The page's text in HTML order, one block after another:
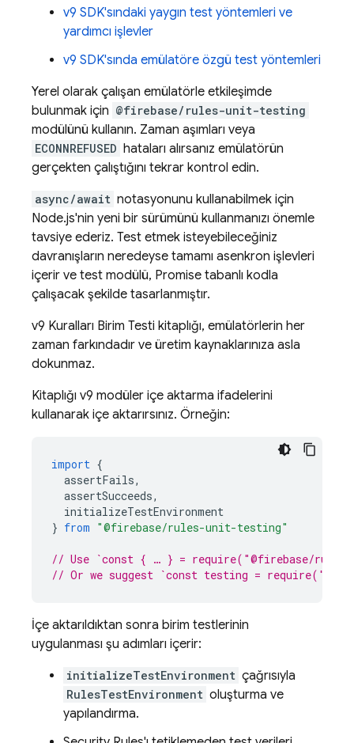
v9 SDK'sındaki yaygın test yöntemleri ve
yardımcı işlevler
v9 SDK'sında emülatöre özgü test yöntemleri
Yerel olarak çalışan emülatörle etkileşimde
bulunmak için @firebase/rules-unit-testing
modülünü kullanın. Zaman aşımları veya
ECONNREFUSED hataları alırsanız emülatörün
gerçekten çalıştığını tekrar kontrol edin.
async/await notasyonunu kullanabilmek için
Node.js'nin yeni bir sürümünü kullanmanızı önemle
tavsiye ederiz. Test etmek isteyebileceğiniz
davranışların neredeyse tamamı asenkron işlevleri
içerir ve test modülü, Promise tabanlı kodla
çalışacak şekilde tasarlanmıştır.
v9 Kuralları Birim Testi kitaplığı, emülatörlerin her
zaman farkındadır ve üretim kaynaklarınıza asla
dokunmaz.
Kitaplığı v9 modüler içe aktarma ifadelerini
kullanarak içe aktarırsınız. Örneğin:
import {
assertFails,
assertSucceeds,
initializeTestEnvironment
} from "@firebase/rules-unit-testing"
// Use `const { … } = require("@firebase/
// Or we suggest `const testing =
İçe aktarıldıktan sonra birim testlerinin
uygulanması şu adımları içerir:
initializeTestEnvironment çağrısıyla
RulesTestEnvironment oluşturma ve
yapılandırma.